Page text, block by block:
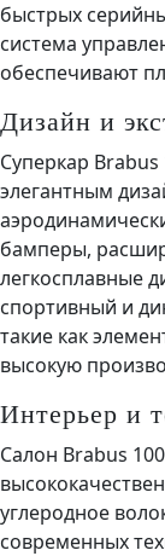
быстрых
система
обеспечивают
Дизайн и
Суперкар
элегантным
бамперы,
легкосплавные
спортивный и
такие как
высокую
Интерьер и
Салон Brabus
углеродное
современных